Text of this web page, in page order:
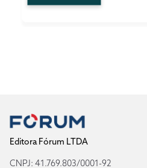
Editora Fórum LTDA
CNPJ: 41.769.803/0001-92